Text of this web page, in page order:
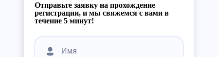
Отправьте заявку на прохождение
регистрации, и мы свяжемся с вами в
течение 5 минут!